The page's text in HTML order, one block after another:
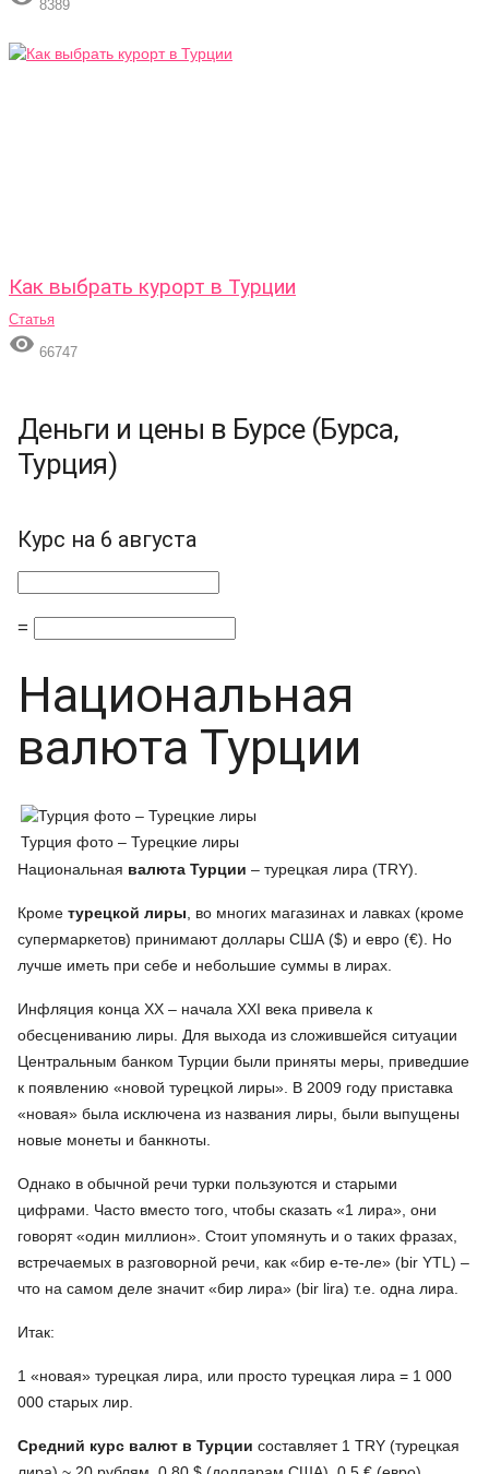
8389
Как выбрать курорт в Турции
Статья
 66747
Деньги и цены в Бурсе (Бурса,
Турция)
Курс на 6 августа
=
Национальная
валюта Турции
Турция фото – Турецкие лиры
Национальная валюта Турции – турецкая лира (TRY).
Кроме турецкой лиры , во многих магазинах и лавках (кроме
супермаркетов) принимают доллары США ($) и евро (€). Но
лучше иметь при себе и небольшие суммы в лирах.
Инфляция конца XX – начала XXI века привела к
обесцениванию лиры. Для выхода из сложившейся ситуации
Центральным банком Турции были приняты меры, приведшие
к появлению «новой турецкой лиры». В 2009 году приставка
«новая» была исключена из названия лиры, были выпущены
новые монеты и банкноты.
Однако в обычной речи турки пользуются и старыми
цифрами. Часто вместо того, чтобы сказать «1 лира», они
говорят «один миллион». Стоит упомянуть и о таких фразах,
встречаемых в разговорной речи, как «бир е-те-ле» (bir YTL) –
что на самом деле значит «бир лира» (bir lira) т.е. одна лира.
Итак:
1 «новая» турецкая лира, или просто турецкая лира = 1 000
000 старых лир.
Средний курс валют в Турции составляет 1 TRY (турецкая